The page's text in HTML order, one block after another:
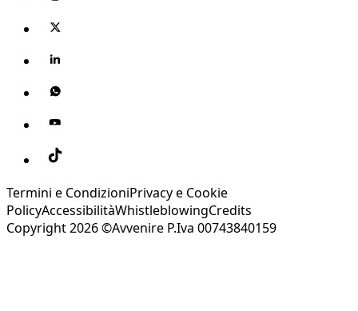
Termini e CondizioniPrivacy e Cookie
PolicyAccessibilitàWhistleblowingCredits
Copyright 2026 ©Avvenire P.Iva 00743840159